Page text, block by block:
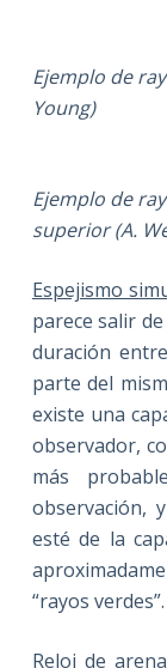
Ejemplo de
Young)
Ejemplo de
superior (A.
Espejismo
parece salir
duración
parte del
existe una
observador,
más
observación,
esté de la
“rayos verdes”.
Reloj de arena